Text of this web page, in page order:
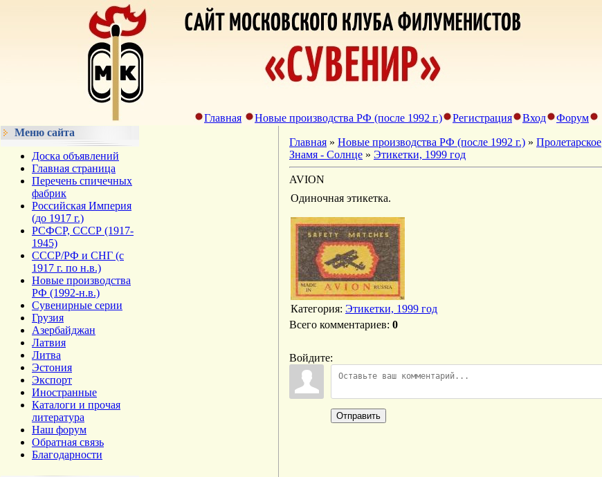
Главная Новые производства РФ (после 1992 г.) Регистрация Вход
Форум
Меню сайта
Доска объявлений
Главная страница
Перечень спичечных
фабрик
Российская Империя
(до 1917 г.)
РСФСР, СССР (1917-
1945)
СССР/РФ и СНГ (с
1917 г. по н.в.)
Новые производства
РФ (1992-н.в.)
Сувенирные серии
Грузия
Азербайджан
Латвия
Литва
Эстония
Экспорт
Иностранные
Каталоги и прочая
литература
Наш форум
Обратная связь
Благодарности
Главная » Новые производства РФ (после 1992 г.) » Пролетарское
Знамя - Солнце » Этикетки, 1999 год
AVION
Одиночная этикетка.
Категория: Этикетки, 1999 год
Всего комментариев: 0
Войдите:
Отправить